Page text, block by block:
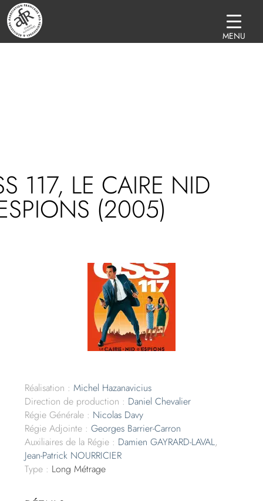
117, LE CAIRE NID
(2005)
Réalisation : Michel Hazanavicius
Direction de production : Daniel Chevalier
Régie Générale : Nicolas Davy
Régie Adjointe : Georges Barrier-Carron
Auxiliaires de la Régie : Damien GAYRARD-LAVAL,
Jean-Patrick NOURRICIER
Type : Long Métrage
MENU